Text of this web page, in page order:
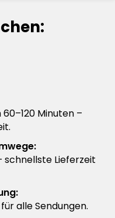
Minuten –
schnellste Lieferzeit
alle Sendungen.